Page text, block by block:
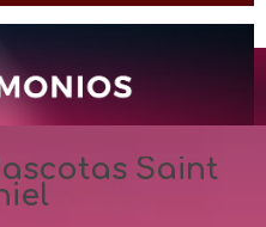
Saint